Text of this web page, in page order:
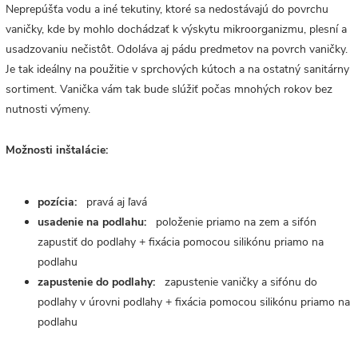
Neprepúšťa vodu a iné tekutiny, ktoré sa nedostávajú do povrchu
vaničky, kde by mohlo dochádzať k výskytu mikroorganizmu, plesní a
usadzovaniu nečistôt. Odoláva aj pádu predmetov na povrch vaničky.
Je tak ideálny na použitie v sprchových kútoch a na ostatný sanitárny
sortiment. Vanička vám tak bude slúžiť počas mnohých rokov bez
nutnosti výmeny.
Možnosti inštalácie:
pozícia:
pravá aj ľavá
usadenie na podlahu:
položenie priamo na zem a sifón
zapustiť do podlahy + fixácia pomocou silikónu priamo na
podlahu
zapustenie do podlahy:
zapustenie vaničky a sifónu do
podlahy v úrovni podlahy + fixácia pomocou silikónu priamo na
podlahu